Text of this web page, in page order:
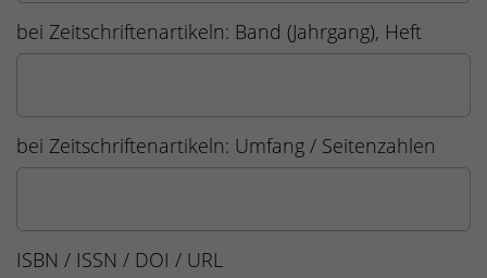
bei Zeitschriftenartikeln: Band (Jahrgang), Heft
bei Zeitschriftenartikeln: Umfang / Seitenzahlen
ISBN / ISSN / DOI / URL